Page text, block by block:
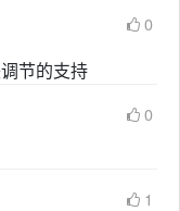
0
节的支持
0
1